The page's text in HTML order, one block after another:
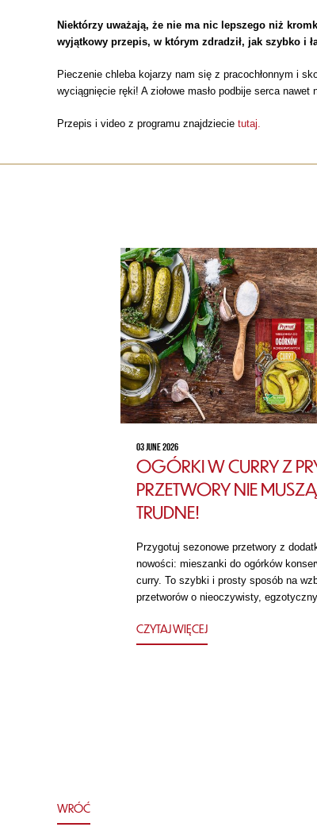
Niektórzy uważają, że nie ma nic lepszego niż
wyjątkowy przepis, w którym zdradził, jak szybko i
Pieczenie chleba kojarzy nam się z pracochłonnym i
wyciągnięcie ręki! A ziołowe masło podbije serca
Przepis i video z programu znajdziecie tutaj.
03 JUNE 2026
OGÓRKI W CURRY Z
PRZETWORY NIE
TRUDNE!
Przygotuj sezonowe przetwory z
nowości: mieszanki do ogórków
curry. To szybki i prosty sposób na
przetworów o nieoczywisty,
CZYTAJ WIĘCEJ
WRÓĆ